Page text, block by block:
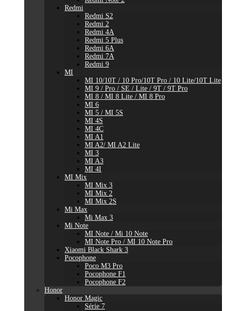
Redmi
Redmi S2
Redmi 2
Redmi 4A
Redmi 5 Plus
Redmi 6A
Redmi 7A
Redmi 9
MI
MI 10/10T / 10 Pro/10T Pro / 10 Lite/10T Lite
MI 9 / Pro / SE / Lite / 9T / 9T Pro
MI 8 / MI 8 Lite / MI 8 Pro
MI 6
MI 5 / MI 5S
MI 4S
MI 4C
MI A1
MI A2/ MI A2 Lite
MI 3
MI A3
MI 4I
MI Mix
MI Mix 3
MI Mix 2
MI Mix 2S
Mi Max
Mi Max 3
Mi Note
MI Note / Mi 10 Note
MI Note Pro / MI 10 Note Pro
Xiaomi Black Shark 3
Pocophone
Poco M3 Pro
Pocophone F1
Pocophone F2
Honor
Honor Magic
Série 7